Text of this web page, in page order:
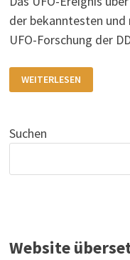
der bekanntesten
UFO-Forschung der
ÜBER
GREIFSWALD
WEITERLESEN
Suchen
Website